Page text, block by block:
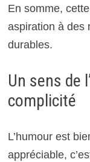
En somme,
aspiration à des
durables.
Un sens de
complicité
L’humour est
appréciable,